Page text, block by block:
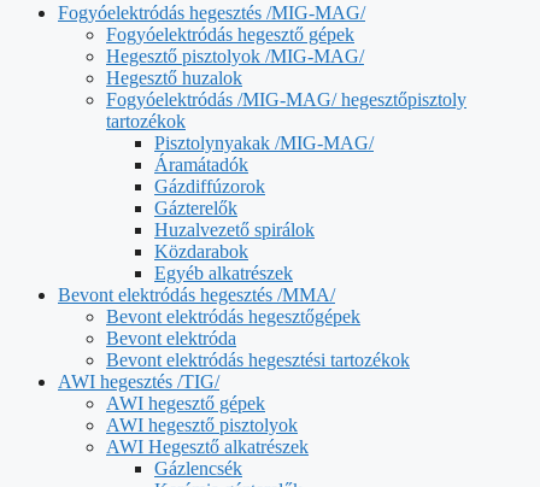
Fogyóelektródás hegesztés /MIG-MAG/
Fogyóelektródás hegesztő gépek
Hegesztő pisztolyok /MIG-MAG/
Hegesztő huzalok
Fogyóelektródás /MIG-MAG/ hegesztőpisztoly
tartozékok
Pisztolynyakak /MIG-MAG/
Áramátadók
Gázdiffúzorok
Gázterelők
Huzalvezető spirálok
Közdarabok
Egyéb alkatrészek
Bevont elektródás hegesztés /MMA/
Bevont elektródás hegesztőgépek
Bevont elektróda
Bevont elektródás hegesztési tartozékok
AWI hegesztés /TIG/
AWI hegesztő gépek
AWI hegesztő pisztolyok
AWI Hegesztő alkatrészek
Gázlencsék